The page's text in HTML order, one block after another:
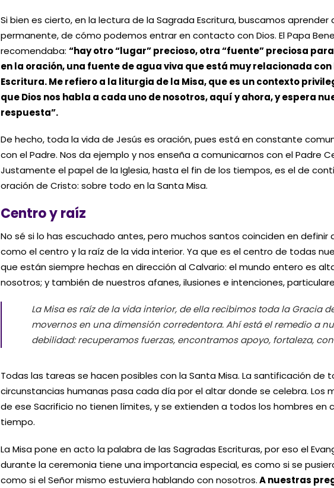
Si bien es cierto, en la lectura de la Sagrada Escritura, buscamos
permanente, de cómo podemos entrar en contacto con Dios. El Papa
recomendaba: “hay otro “lugar” precioso, otra “fuente” preciosa
en la oración, una fuente de agua viva que está muy relacionada
Escritura. Me refiero a la liturgia de la Misa, que es un contexto
que Dios nos habla a cada uno de nosotros, aquí y ahora, y espera
respuesta”.
De hecho, toda la vida de Jesús es oración, pues está en constante
con el Padre. Nos da ejemplo y nos enseña a comunicarnos con el Padre
Justamente el papel de la Iglesia, hasta el fin de los tiempos, es el de
oración de Cristo: sobre todo en la Santa Misa.
Centro y raíz
No sé si lo has escuchado antes, pero muchos santos coinciden en definir
como el centro y la raíz de la vida interior. Ya que es el centro de todas
que están siempre hechas en dirección al Calvario: el mundo entero es
nosotros; y también de nuestros afanes, ilusiones e intenciones,
La Misa es raíz de la vida interior, de ella recibimos toda la Gracia
movernos en una dimensión corredentora. Ahí está el remedio a
debilidad: recuperamos fuerzas, encontramos apoyo, fortaleza,
Todas las tareas se hacen posibles con la Santa Misa. La santificación de
circunstancias humanas pasa cada día por el altar donde se celebra. Los
de ese Sacrificio no tienen límites, y se extienden a todos los hombres en
tiempo.
La Misa pone en acto la palabra de las Sagradas Escrituras, por eso el
durante la ceremonia tiene una importancia especial, es como si se
como si el Señor mismo estuviera hablando con nosotros.A nuestras